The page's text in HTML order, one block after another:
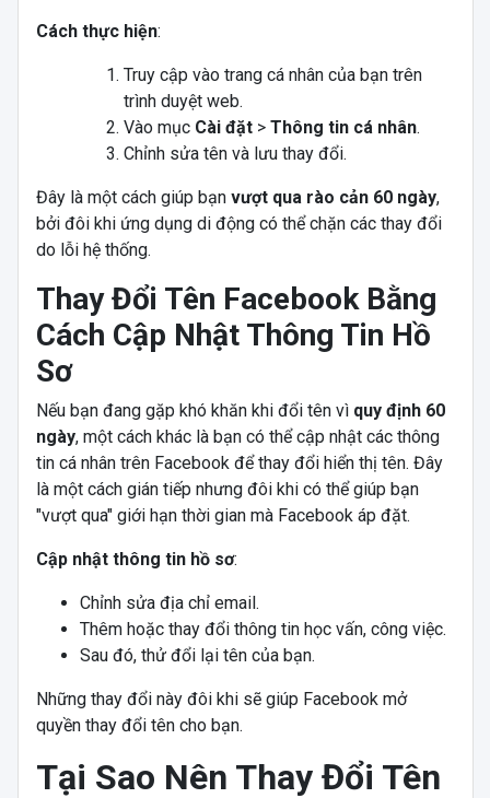
Cách thực hiện:
Truy cập vào trang cá nhân của bạn trên
trình duyệt web.
Vào mục Cài đặt> Thông tin cá nhân.
Chỉnh sửa tên và lưu thay đổi.
Đây là một cách giúp bạn vượt qua rào cản 60 ngày,
bởi đôi khi ứng dụng di động có thể chặn các thay đổi
do lỗi hệ thống.
Thay Đổi Tên Facebook Bằng
Cách Cập Nhật Thông Tin Hồ
Sơ
Nếu bạn đang gặp khó khăn khi đổi tên vì quy định 60
ngày, một cách khác là bạn có thể cập nhật các thông
tin cá nhân trên Facebook để thay đổi hiển thị tên. Đây
là một cách gián tiếp nhưng đôi khi có thể giúp bạn
"vượt qua" giới hạn thời gian mà Facebook áp đặt.
Cập nhật thông tin hồ sơ:
Chỉnh sửa địa chỉ email.
Thêm hoặc thay đổi thông tin học vấn, công việc.
Sau đó, thử đổi lại tên của bạn.
Những thay đổi này đôi khi sẽ giúp Facebook mở
quyền thay đổi tên cho bạn.
Tại Sao Nên Thay Đổi Tên